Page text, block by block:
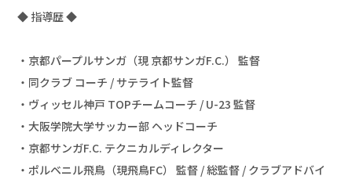
◆ 指導歴 ◆
・京都パープルサンガ（現 京都サンガF.C.） 監督
・同クラブ コーチ / サテライト監督
・ヴィッセル神戸 TOPチームコーチ / U-23 監督
・大阪学院大学サッカー部 ヘッドコーチ
・京都サンガF.C. テクニカルディレクター
・ポルベニル飛鳥（現飛鳥FC） 監督 / 総監督 / クラブアドバイ